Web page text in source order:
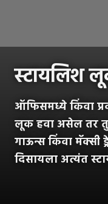
स्टायलिश
ऑफिसमध्ये किंवा
लूक हवा असेल तर
गाऊन्स किंवा
दिसायला अत्यंत